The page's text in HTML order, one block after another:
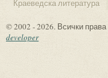
Краеведска литература
© 2002 - 2026. Всички
developer